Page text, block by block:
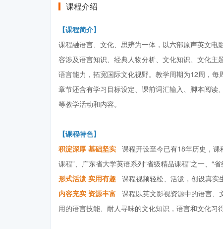
课程介绍
【课程简介】
课程融语言、文化、思辨为一体，以六部原声英文
容涉及语言知识、经典人物分析、文化知识、文化
语言能力，拓宽国际文化视野。教学周期为12周，
章节还含有学习目标设定、课前词汇输入、脚本阅
等教学活动和内容。
【课程特色】
积淀深厚 基础坚实 课程开设至今已有18年历史，课
课程”、广东省大学英语系列“省级精品课程”之一、“省
形式活泼 实用有趣 课程视频轻松、活泼，创设真实
内容充实 资源丰富 课程以英文影视资源中的语言、
用的语言技能、耐人寻味的文化知识，语言和文化习